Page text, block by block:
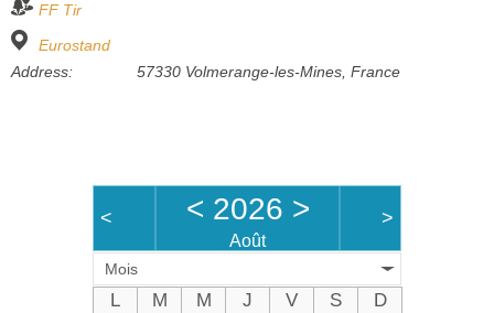
Bénévoles
FF Tir
Eurostand
Address:
57330 Volmerange-les-Mines, France
< < 2026 >
Août
>
Mois
L M M J V S
D